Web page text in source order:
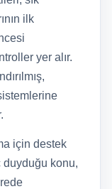
ilk
yer alır.
için destek
duyduğu konu,